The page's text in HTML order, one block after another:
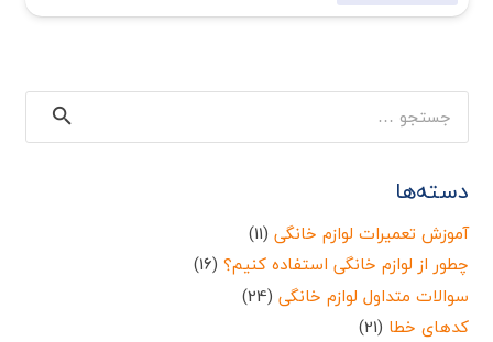
برای:
دسته‌ها
آموزش تعمیرات لوازم خانگی (11)
چطور از لوازم خانگی استفاده کنیم؟ (16)
سوالات متداول لوازم خانگی (24)
کدهای خطا (21)